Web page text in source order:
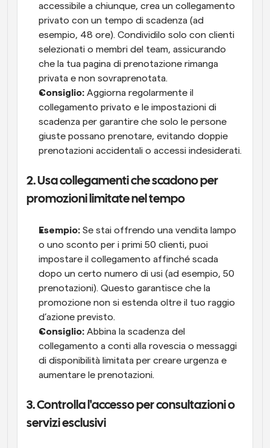
accessibile a chiunque, crea un collegamento
privato con un tempo di scadenza (ad
esempio, 48 ore). Condividilo solo con clienti
selezionati o membri del team, assicurando
che la tua pagina di prenotazione rimanga
privata e non sovraprenotata.
Consiglio: Aggiorna regolarmente il
collegamento privato e le impostazioni di
scadenza per garantire che solo le persone
giuste possano prenotare, evitando doppie
prenotazioni accidentali o accessi indesiderati.
2. Usa collegamenti che scadono per
promozioni limitate nel tempo
Esempio: Se stai offrendo una vendita lampo
o uno sconto per i primi 50 clienti, puoi
impostare il collegamento affinché scada
dopo un certo numero di usi (ad esempio, 50
prenotazioni). Questo garantisce che la
promozione non si estenda oltre il tuo raggio
d’azione previsto.
Consiglio: Abbina la scadenza del
collegamento a conti alla rovescia o messaggi
di disponibilità limitata per creare urgenza e
aumentare le prenotazioni.
3. Controlla l'accesso per consultazioni o
servizi esclusivi